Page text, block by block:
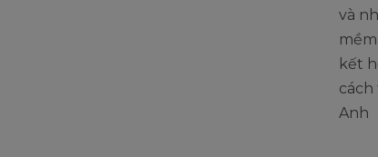
và
kết
Anh